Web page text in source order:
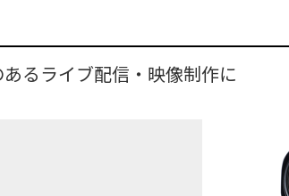
るライブ配信・映像制作に